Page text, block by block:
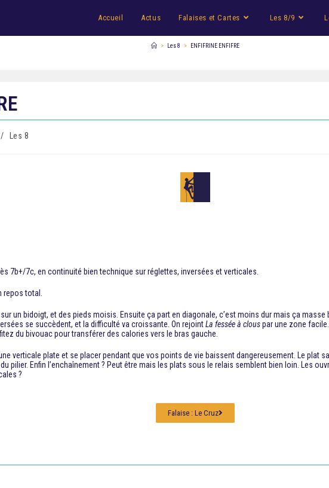
Accueil Actus Falaises et Cartes Les 8/9
> Les 8 > ENFIFRINE ENFIFRE
/ Les 8
7b+/7c, en continuité bien technique sur réglettes, inversées et verticales.
repos total.
un bidoigt, et des pieds moisis. Ensuite ça part en diagonale, c’est moins dur mais ça
se succèdent, et la difficulté va croissante. On rejointLa fessée à clouspar une zone
du bivouac pour transférer des calories vers le bras gauche.
verticale plate et se placer pendant que vos points de vie baissent dangereusement. Le plat
pilier. Enfin l’enchaînement ? Peut être mais les plats sous le relais semblent bien loin. Les
?
Falaise : Le Cruz